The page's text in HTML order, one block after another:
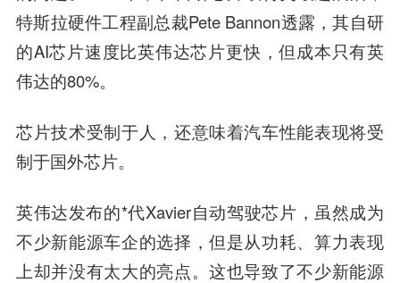
特斯拉硬件工程副总裁Pete Bannon透露，其自研
的AI芯片速度比英伟达芯片更快，但成本只有英
伟达的80%。
芯片技术受制于人，还意味着汽车性能表现将受
制于国外芯片。
英伟达发布的*代Xavier自动驾驶芯片，虽然成为
不少新能源车企的选择，但是从功耗、算力表现
上却并没有太大的亮点。这也导致了不少新能源